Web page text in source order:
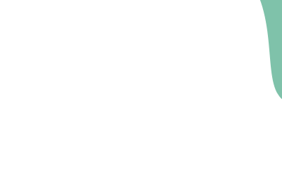
amb nosaltres